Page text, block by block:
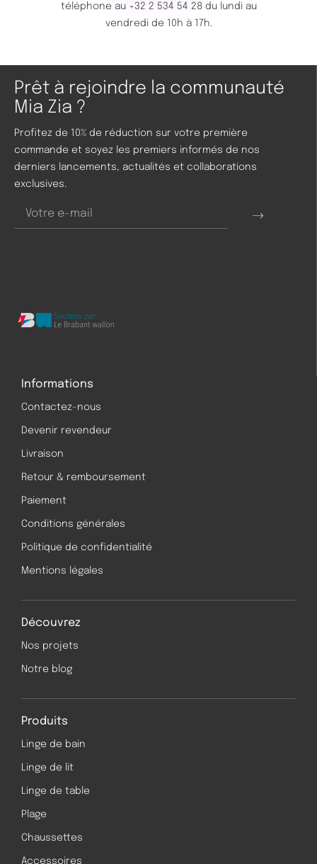
téléphone au +32 2 534 54 28du lundi au
vendredi de 10h à 17h.
Prêt à rejoindre la communauté
Mia Zia ?
Profitez de 10% de réduction sur votre première
commande et soyez les premiers informés de nos
derniers lancements, actualités et collaborations
exclusives.
Informations
Contactez-nous
Devenir revendeur
Livraison
Retour & remboursement
Paiement
Conditions générales
Politique de confidentialité
Mentions légales
Découvrez
Nos projets
Notre blog
Produits
Linge de bain
Linge de lit
Linge de table
Plage
Chaussettes
Accessoires